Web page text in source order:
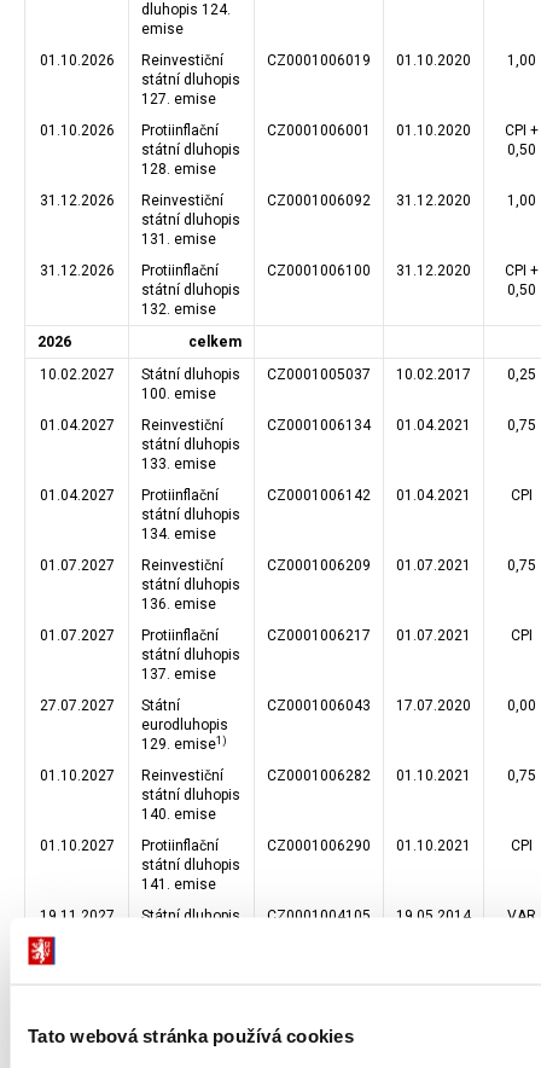
Tato webová stránka používá cookies
dluhopis 124.
emise
01.10.2026
Reinvestiční
státní dluhopis
127. emise
CZ0001006019 01.10.2020 1,00
01.10.2026
Protiinflační
státní dluhopis
128. emise
CZ0001006001 01.10.2020
CPI +
0,50
31.12.2026
Reinvestiční
státní dluhopis
131. emise
CZ0001006092 31.12.2020 1,00
31.12.2026
Protiinflační
státní dluhopis
132. emise
CZ0001006100 31.12.2020
CPI +
0,50
2026
celkem
10.02.2027
Státní dluhopis
100. emise
CZ0001005037 10.02.2017 0,25
01.04.2027
Reinvestiční
státní dluhopis
133. emise
CZ0001006134 01.04.2021 0,75
01.04.2027
Protiinflační
státní dluhopis
134. emise
CZ0001006142 01.04.2021 CPI
01.07.2027
Reinvestiční
státní dluhopis
136. emise
CZ0001006209 01.07.2021 0,75
01.07.2027
Protiinflační
státní dluhopis
137. emise
CZ0001006217 01.07.2021 CPI
27.07.2027
Státní
eurodluhopis
129. emise1)
CZ0001006043 17.07.2020 0,00
01.10.2027
Reinvestiční
státní dluhopis
140. emise
CZ0001006282 01.10.2021 0,75
01.10.2027
Protiinflační
státní dluhopis
141. emise
CZ0001006290 01.10.2021 CPI
19.11.2027
Státní dluhopis
CZ0001004105 19.05.2014
VAR
2027
143. emise